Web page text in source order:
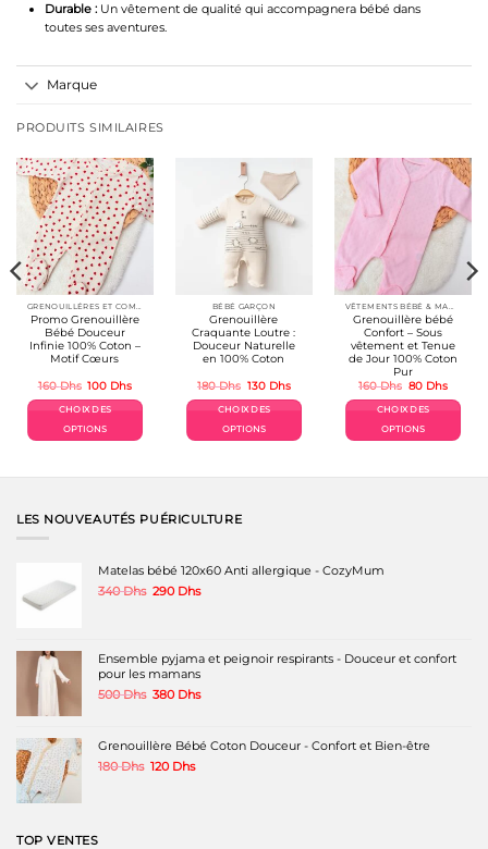
Durable :Un vêtement de qualité qui accompagnera bébé dans
toutes ses aventures.
Marque
PRODUITS SIMILAIRES
GRENOUILLÉRES ET COMBINAISONS COTON
Promo Grenouillère
Bébé Douceur
Infinie 100% Coton –
Motif Cœurs
160Dhs Le
initial
était :
160 Dhs.
100 DhsLe
actuel
CHOIX DES
OPTIONS
a
variations.
être
choisies
produit
BÉBÉ GARÇON
Grenouillère
Craquante Loutre :
Douceur Naturelle
en 100% Coton
180Dhs Le
initial
était :
180 Dhs.
130 DhsLe
actuel
CHOIX DES
OPTIONS
a
être
du
VÊTEMENTS BÉBÉ & MAMAN
Grenouillère bébé
Confort – Sous
vêtement et Tenue
de Jour 100% Coton
Pur
160Dhs Le
initial
était :
160 Dhs.
80 DhsLe
actuel
CHOIX DES
OPTIONS
a
du
LES NOUVEAUTÉS PUÉRICULTURE
Matelas bébé 120x60 Anti allergique - CozyMum
340Dhs Le
340 Dhs.
290 DhsLe
290 Dhs.
Ensemble pyjama et peignoir respirants - Douceur et confort
pour les mamans
500Dhs Le
était :
500 Dhs.
380 DhsLe
est :
380 Dhs.
Grenouillère Bébé Coton Douceur - Confort et Bien-être
180Dhs Le
120 DhsLe
TOP VENTES